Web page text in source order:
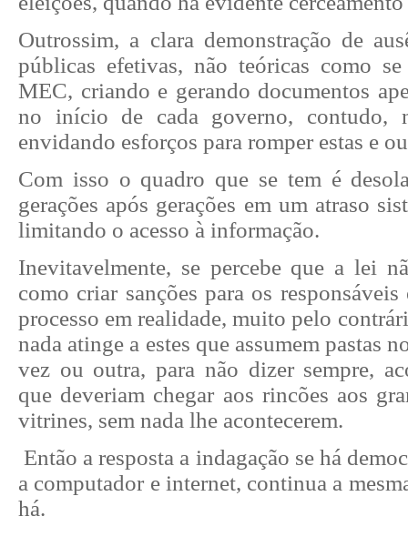
Outrossim, a clara demonstração de
públicas efetivas, não teóricas como
MEC, criando e gerando documentos
no início de cada governo, contudo,
envidando esforços para romper estas e
Com isso o quadro que se tem é
gerações após gerações em um atraso
limitando o acesso à informação.
Inevitavelmente, se percebe que a lei
como criar sanções para os
processo em realidade, muito pelo
nada atinge a estes que assumem pastas
vez ou outra, para não dizer sempre,
que deveriam chegar aos rincões aos
vitrines, sem nada lhe acontecerem.
Então a resposta a indagação se há
a computador e internet, continua a
há.